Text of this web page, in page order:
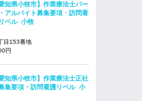
愛知県小牧市】作業療法士パー
アルバイト募集要項・訪問看
ベル 小牧
目153番地
円
愛知県小牧市】作業療法士正社
集要項・訪問看護リベル 小